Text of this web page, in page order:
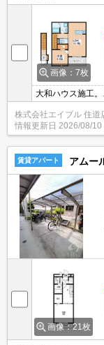
画像：7枚
大和ハウス施工
ください。
株式会社エイブル 住道
情報更新日 2026/08/10
賃貸アパート アムー
画像：21枚